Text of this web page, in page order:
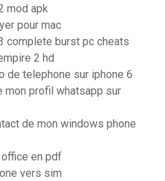
mod apk
pour mac
complete burst pc cheats
2 hd
de telephone sur iphone 6
mon profil whatsapp sur
de mon windows phone
en pdf
vers sim